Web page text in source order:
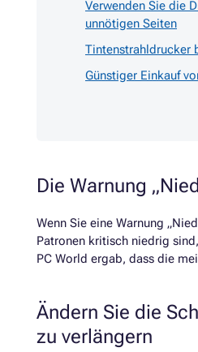
Verwenden Sie die
unnötigen Seiten
Tintenstrahldrucker
Günstiger Einkauf
Die Warnung
Wenn Sie eine Warnung
Patronen kritisch niedrig
PC World ergab, dass die
Ändern Sie die
zu verlängern